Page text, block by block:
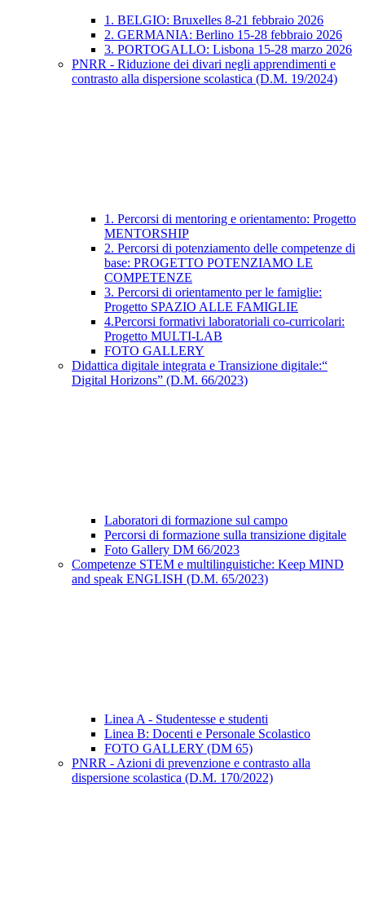
1. BELGIO: Bruxelles 8-21 febbraio 2026
2. GERMANIA: Berlino 15-28 febbraio 2026
3. PORTOGALLO: Lisbona 15-28 marzo 2026
PNRR - Riduzione dei divari negli apprendimenti e
contrasto alla dispersione scolastica (D.M. 19/2024)
1. Percorsi di mentoring e orientamento: Progetto
MENTORSHIP
2. Percorsi di potenziamento delle competenze di
base: PROGETTO POTENZIAMO LE
COMPETENZE
3. Percorsi di orientamento per le famiglie:
Progetto SPAZIO ALLE FAMIGLIE
4.Percorsi formativi laboratoriali co-curricolari:
Progetto MULTI-LAB
FOTO GALLERY
Didattica digitale integrata e Transizione digitale:“
Digital Horizons” (D.M. 66/2023)
Laboratori di formazione sul campo
Percorsi di formazione sulla transizione digitale
Foto Gallery DM 66/2023
Competenze STEM e multilinguistiche: Keep MIND
and speak ENGLISH (D.M. 65/2023)
Linea A - Studentesse e studenti
Linea B: Docenti e Personale Scolastico
FOTO GALLERY (DM 65)
PNRR - Azioni di prevenzione e contrasto alla
dispersione scolastica (D.M. 170/2022)